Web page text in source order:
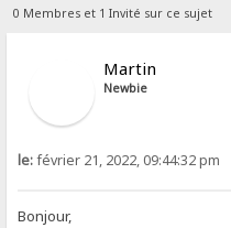
0 Membres et 1 Invité sur ce sujet
Martin
Newbie
le:février 21, 2022, 09:44:32 pm
Bonjour,